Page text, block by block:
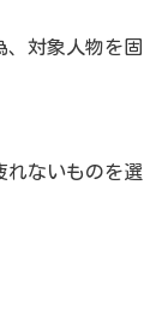
、対象人物を固
れないものを選